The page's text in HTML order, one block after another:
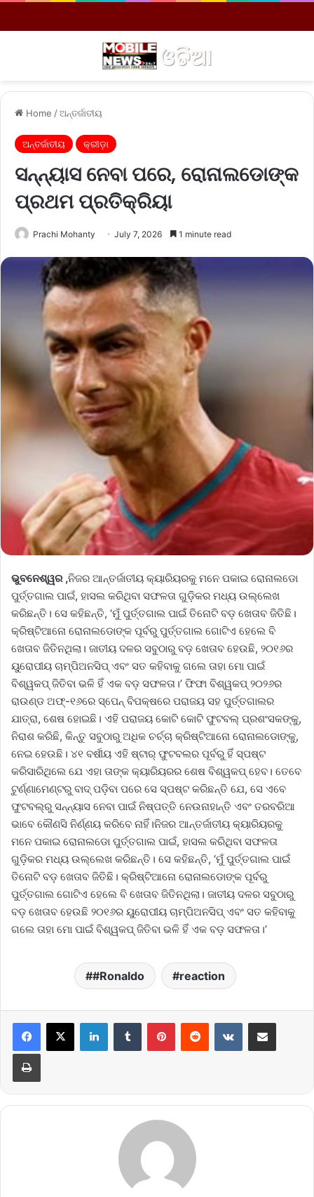
Home /ଅନ୍ତର୍ଜାତୀୟ
ଅନ୍ତର୍ଜାତୀୟ କ୍ରୀଡ଼ା
ସନ୍ନ୍ୟାସ ନେବା ପରେ, ରୋନାଲଡୋଙ୍କ
ପ୍ରଥମ ପ୍ରତିକ୍ରିୟା
Prachi Mohanty July 7, 2026 1 minute read
ଭୁବନେଶ୍ୱର ,ନିଜର ଆନ୍ତର୍ଜାତୀୟ କ୍ୟାରିୟରକୁ ମନେ ପକାଇ ରୋନାଲଡୋ
ପୁର୍ତ୍ତଗାଲ ପାଇଁ, ହାସଲ କରିଥିବା ସଫଳତା ଗୁଡ଼ିକର ମଧ୍ୟ ଉଲ୍ଲେଖ
କରିଛନ୍ତି। ସେ କହିଛନ୍ତି, ‘ମୁଁ ପୁର୍ତ୍ତଗାଲ ପାଇଁ ତିନୋଟି ବଡ଼ ଖେତାବ ଜିତିଛି।
କ୍ରିଷ୍ଟିଆନୋ ରୋନାଲଡୋଙ୍କ ପୂର୍ବରୁ ପୁର୍ତ୍ତଗାଲ ଗୋଟିଏ ହେଲେ ବି
ଖେତାବ ଜିତିନଥିଲା। ଜାତୀୟ ଦଳର ସବୁଠାରୁ ବଡ଼ ଖେତାବ ହେଉଛି, ୨୦୧୬ର
ୟୁରୋପୀୟ ଚାମ୍ପିଅନସିପ୍ ଏବଂ ସତ କହିବାକୁ ଗଲେ ତାହା ମୋ ପାଇଁ
ବିଶ୍ୱକପ୍ ଜିତିବା ଭଳି ହିଁ ଏକ ବଡ଼ ସଫଳତା।’ ଫିଫା ବିଶ୍ୱକପ୍ ୨୦୨୬ର
ରାଉଣ୍ଡ ଅଫ୍-୧୬ରେ ସ୍ପେନ୍ ବିପକ୍ଷରେ ପରାଜୟ ସହ ପୁର୍ତ୍ତଗାଲର
ଯାତ୍ରା, ଶେଷ ହୋଇଛି। ଏହି ପରାଜୟ କୋଟି କୋଟି ଫୁଟବଲ୍ ପ୍ରଶଂସକଙ୍କୁ,
ନିରାଶ କରିଛି, କିନ୍ତୁ ସବୁଠାରୁ ଅଧିକ ଚର୍ଚ୍ଚା କ୍ରିଷ୍ଟିଆନୋ ରୋନାଲଡୋଙ୍କୁ,
ନେଇ ହେଉଛି। ୪୧ ବର୍ଷୀୟ ଏହି ଷ୍ଟାର୍ ଫୁଟବଲର ପୂର୍ବରୁ ହିଁ ସ୍ପଷ୍ଟ
କରିସାରିଥିଲେ ଯେ ଏହା ତାଙ୍କ କ୍ୟାରିୟରର ଶେଷ ବିଶ୍ୱକପ୍ ହେବ। ତେବେ
ଟୁର୍ଣ୍ଣାମେଣ୍ଟରୁ ବାଦ୍ ପଡ଼ିବା ପରେ ସେ ସ୍ପଷ୍ଟ କରିଛନ୍ତି ଯେ, ସେ ଏବେ
ଫୁଟବଲ୍‌ରୁ ସନ୍ନ୍ୟାସ ନେବା ପାଇଁ ନିଷ୍ପତ୍ତି ନେଉନାହାନ୍ତି ଏବଂ ତରବରିଆ
ଭାବେ କୌଣସି ନିର୍ଣ୍ଣୟ କରିବେ ନାହିଁ।ନିଜର ଆନ୍ତର୍ଜାତୀୟ କ୍ୟାରିୟରକୁ
ମନେ ପକାଇ ରୋନାଲଡୋ ପୁର୍ତ୍ତଗାଲ ପାଇଁ, ହାସଲ କରିଥିବା ସଫଳତା
ଗୁଡ଼ିକର ମଧ୍ୟ ଉଲ୍ଲେଖ କରିଛନ୍ତି। ସେ କହିଛନ୍ତି, ‘ମୁଁ ପୁର୍ତ୍ତଗାଲ ପାଇଁ
ତିନୋଟି ବଡ଼ ଖେତାବ ଜିତିଛି। କ୍ରିଷ୍ଟିଆନୋ ରୋନାଲଡୋଙ୍କ ପୂର୍ବରୁ
ପୁର୍ତ୍ତଗାଲ ଗୋଟିଏ ହେଲେ ବି ଖେତାବ ଜିତିନଥିଲା। ଜାତୀୟ ଦଳର ସବୁଠାରୁ
ବଡ଼ ଖେତାବ ହେଉଛି ୨୦୧୬ର ୟୁରୋପୀୟ ଚାମ୍ପିଅନସିପ୍ ଏବଂ ସତ କହିବାକୁ
ଗଲେ ତାହା ମୋ ପାଇଁ ବିଶ୍ୱକପ୍ ଜିତିବା ଭଳି ହିଁ ଏକ ବଡ଼ ସଫଳତା।’
#Ronaldo reaction